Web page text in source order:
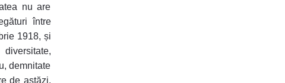
nu are
între
1918, și
demnitate
de astăzi,